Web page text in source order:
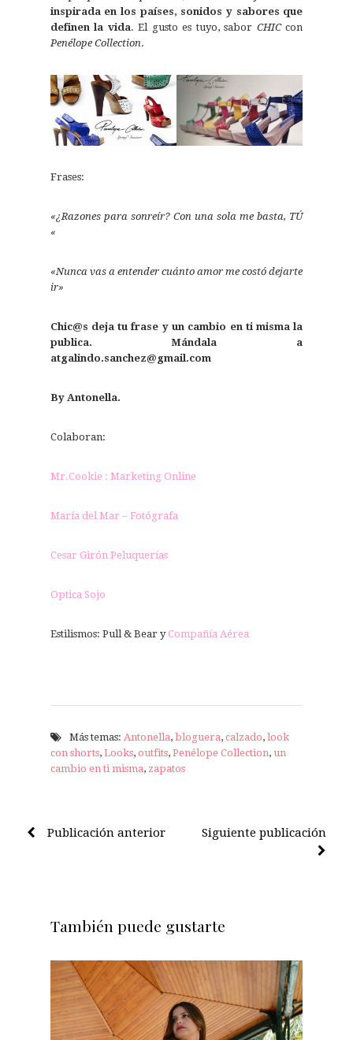
inspirada en los países, sonidos y sabores que
definen la vida. El gusto es tuyo, sabor CHICcon
Penélope Collection.
Frases:
«¿Razones para sonreír? Con una sola me basta, TÚ
«
«Nunca vas a entender cuánto amor me costó dejarte
ir»
Chic@s deja tu frase y un cambio en ti misma la
publica. Mándala a
atgalindo.sanchez@gmail.com
By Antonella.
Colaboran:
Mr.Cookie : Marketing Online
María del Mar – Fotógrafa
Cesar Girón Peluquerías
Optica Sojo
Estilismos: Pull & Bear y Compañía Aérea
Más temas: Antonella, bloguera, calzado, look
con shorts, Looks, outfits, Penélope Collection, un
cambio en ti misma, zapatos
Siguiente publicación
Publicación anterior
También puede gustarte